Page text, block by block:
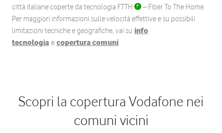
città italiane coperte da tecnologia FTTH
– Fiber To The Home.
Per maggiori informazioni sulle velocità effettive e su possibili
limitazioni tecniche e geografiche, vai su info
tecnologia e copertura comuni.
Scopri la copertura Vodafone nei
comuni vicini